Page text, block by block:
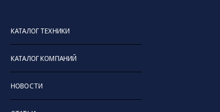
КАТАЛОГ ТЕХНИКИ
КАТАЛОГ КОМПАНИЙ
НОВОСТИ